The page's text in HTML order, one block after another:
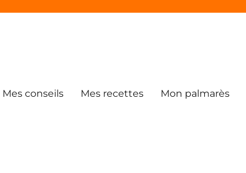
Mes conseils Mes recettes Mon palmarès